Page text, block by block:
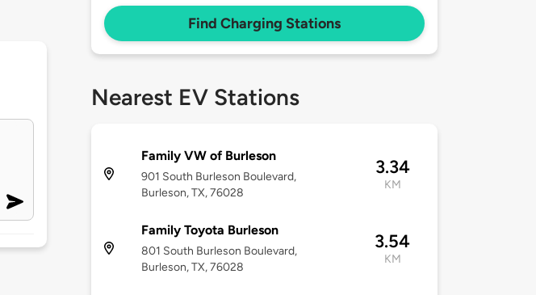
Find Charging Stations
Nearest EV Stations
Family VW of Burleson
901 South Burleson Boulevard,
Burleson, TX, 76028
3.34
KM
Family Toyota Burleson
801 South Burleson Boulevard,
Burleson, TX, 76028
3.54
KM